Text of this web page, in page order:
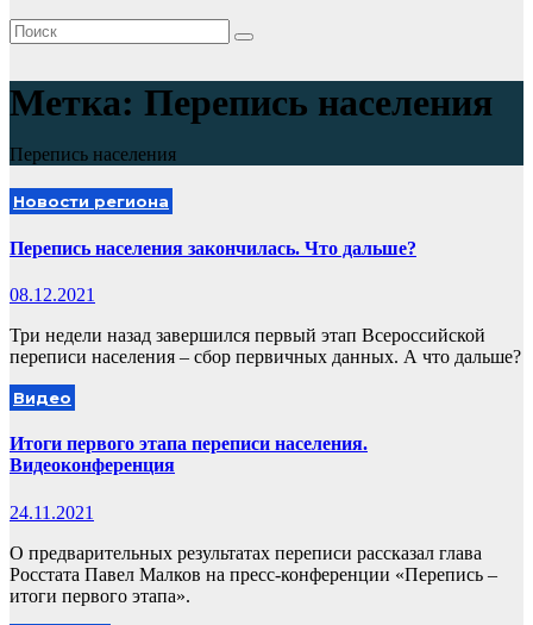
Метка: Перепись населения
Перепись населения
Новости региона
Перепись населения закончилась. Что дальше?
08.12.2021
Три недели назад завершился первый этап Всероссийской
переписи населения – сбор первичных данных. А что дальше?
Видео
Итоги первого этапа переписи населения.
Видеоконференция
24.11.2021
О предварительных результатах переписи рассказал глава
Росстата Павел Малков на пресс-конференции «Перепись –
итоги первого этапа».